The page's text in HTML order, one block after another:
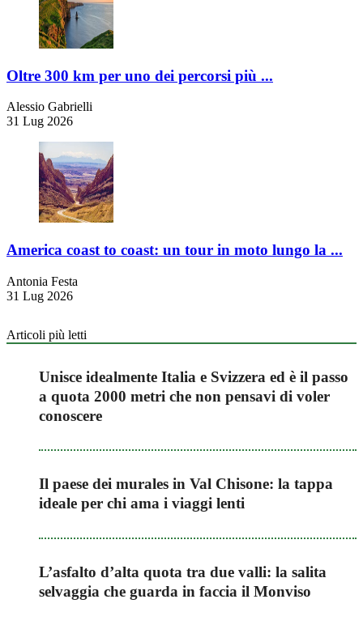
Oltre 300 km per uno dei percorsi più ...
Alessio Gabrielli
31 Lug 2026
America coast to coast: un tour in moto lungo la ...
Antonia Festa
31 Lug 2026
Articoli più letti
Unisce idealmente Italia e Svizzera ed è il passo
a quota 2000 metri che non pensavi di voler
conoscere
Il paese dei murales in Val Chisone: la tappa
ideale per chi ama i viaggi lenti
L’asfalto d’alta quota tra due valli: la salita
selvaggia che guarda in faccia il Monviso